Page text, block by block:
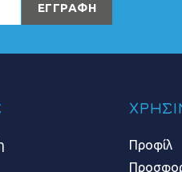
ΕΓΓΡΑΦΗ
Προφίλ